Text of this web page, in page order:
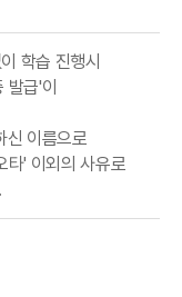
학습 진행시
급'이
신 이름으로
타' 이외의 사유로